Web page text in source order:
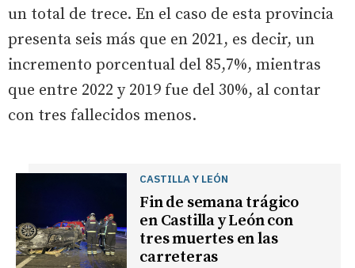
un total de trece. En el caso de esta provincia
presenta seis más que en 2021, es decir, un
incremento porcentual del 85,7%, mientras
que entre 2022 y 2019 fue del 30%, al contar
con tres fallecidos menos.
CASTILLA Y LEÓN
Fin de semana trágico
en Castilla y León con
tres muertes en las
carreteras